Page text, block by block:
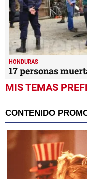
HONDURAS
17 personas
MIS TEMAS